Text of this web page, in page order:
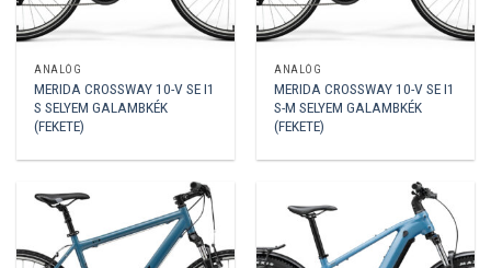
ANALÓG
MERIDA CROSSWAY 10-V SE I1
S SELYEM GALAMBKÉK
(FEKETE)
ANALÓG
MERIDA CROSSWAY 10-V SE I1
S-M SELYEM GALAMBKÉK
(FEKETE)